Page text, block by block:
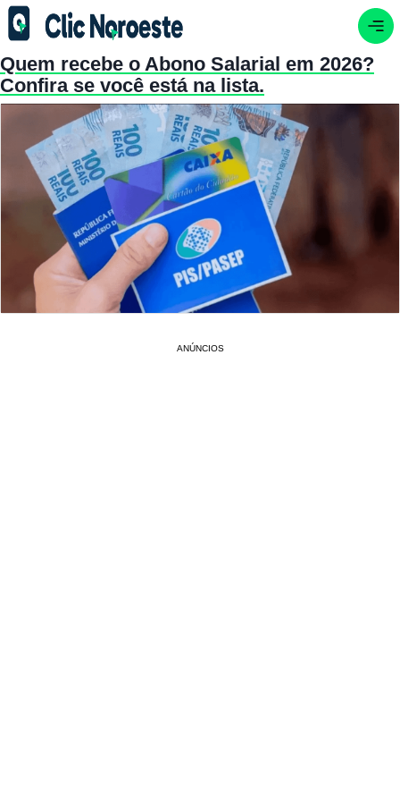
Quem recebe o Abono Salarial em 2026?
Confira se você está na lista.
ANÚNCIOS